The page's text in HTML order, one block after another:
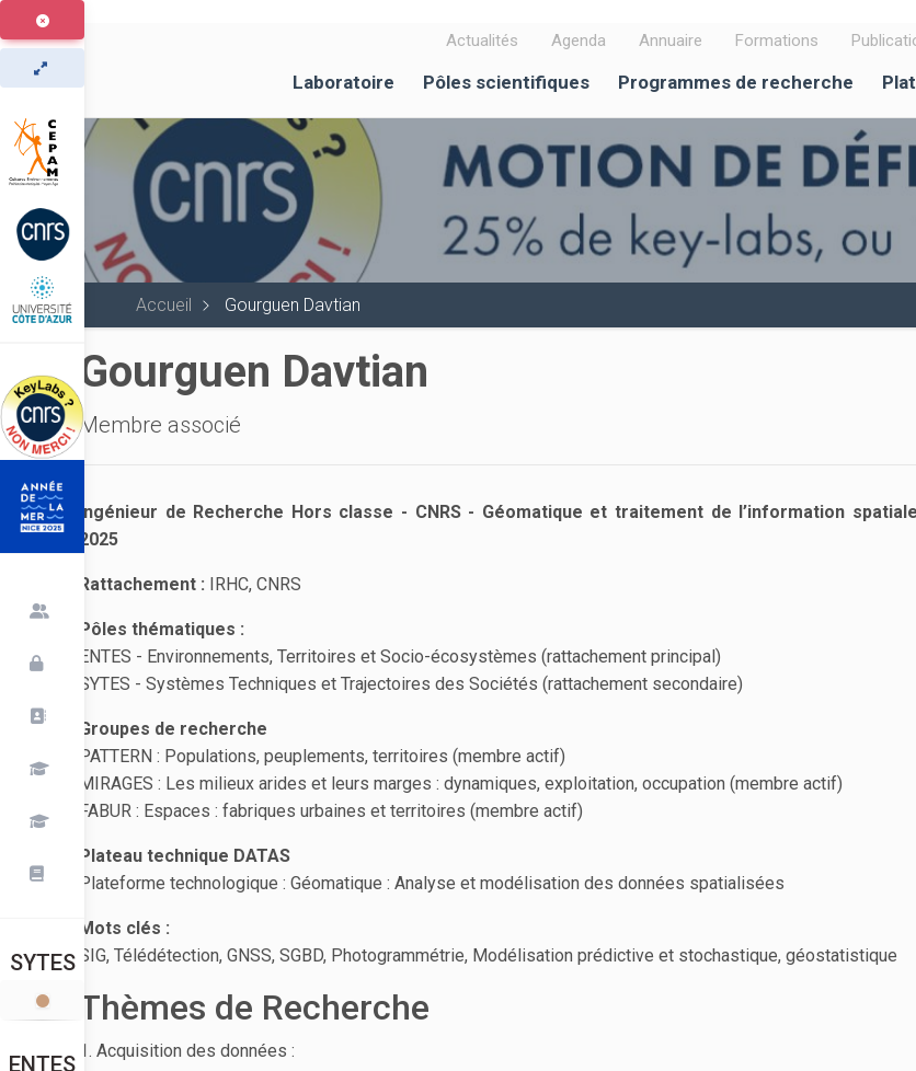
Aller
au
contenu
principal
Actualités Agenda Annuaire Formations
Laboratoire Pôles scientifiques Programmes de recherche
Accueil Gourguen Davtian
SYTES
ENTES
Gourguen Davtian
Membre associé
Ingénieur de Recherche Hors classe - CNRS - Géomatique et traitement de l’information
2025
Rattachement : IRHC, CNRS
Pôles thématiques :
ENTES - Environnements, Territoires et Socio-écosystèmes (rattachement principal)
SYTES - Systèmes Techniques et Trajectoires des Sociétés (rattachement secondaire)
Groupes de recherche
PATTERN : Populations, peuplements, territoires (membre actif)
MIRAGES : Les milieux arides et leurs marges : dynamiques, exploitation, occupation (membre actif)
FABUR : Espaces : fabriques urbaines et territoires (membre actif)
Plateau technique DATAS
Plateforme technologique : Géomatique : Analyse et modélisation des données spatialisées
Mots clés :
SIG, Télédétection, GNSS, SGBD, Photogrammétrie, Modélisation prédictive et stochastique, géostatistique
Thèmes de Recherche
1. Acquisition des données :